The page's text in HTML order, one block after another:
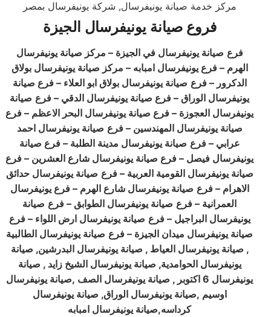
مركز خدمة صيانة يونيفرسال, شركة يونيفرسال بمصر
فروع صيانة يونيفرسال الجيزة
فرع صيانة يونيفرسال في الجيزة – مركز صيانة يونيفرسال
الهرم – فرع يونيفرسال امبابه – مركز صيانة يونيفرسال بولاق
الدكرور – فرع صيانة يونيفرسال بولاق ابو العلاء – فرع صيانة
يونيفرسال الوراق – فرع صيانة يونيفرسال الدقي – فرع صيانة
يونيفرسال العجوزة – فرع صيانة يونيفرسال البحر الاعظم – فرع
صيانة يونيفرسال المهندسين – فرع صيانة يونيفرسال احمد
عرابي – فرع صيانة يونيفرسال مدينة الطلبة – فرع صيانة
يونيفرسال فيصل – فرع صيانة يونيفرسال شارع العشرين – فرع
صيانة يونيفرسال القومية العربية – فرع صيانة يونيفرسال حدائق
الاهرام – فرع صيانة يونيفرسال شارع الهرم – فرع يونيفرسال
العمرانية – فرع صيانة يونيفرسال الطوابق – فرع صيانة
يونيفرسال البراجيل – فرع صيانة يونيفرسال ارض اللواء – فرع
صيانة يونيفرسال ميدان الجيزة – فرع صيانة يونيفرسال الطالبية
, صيانة يونيفرسال العياط , صيانة يونيفرسال البدرشين, صيانة
يونيفرسال الحوامدية, صيانة يونيفرسال الشيخ زايد , صيانة
يونيفرسال 6 اكتوبر , صيانة يونيفرسال الصف ,صيانة يونيفرسال
اوسيم ,صيانة يونيفرسال الوراق, صيانة يونيفرسال
كرداسه,صيانة يونيفرسال امبابه